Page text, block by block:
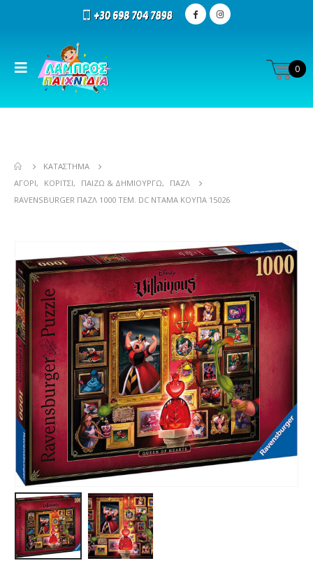
0
ΚΑΤΆΣΤΗΜΑ
ΑΓΌΡΙ, ΚΟΡΊΤΣΙ, ΠΑΊΖΩ & ΔΗΜΙΟΥΡΓΏ,
ΠΑΖΛ
RAVENSBURGER ΠΑΖΛ 1000 ΤΕΜ. DC ΝΤΆΜΑ ΚΟΎΠΑ 15026